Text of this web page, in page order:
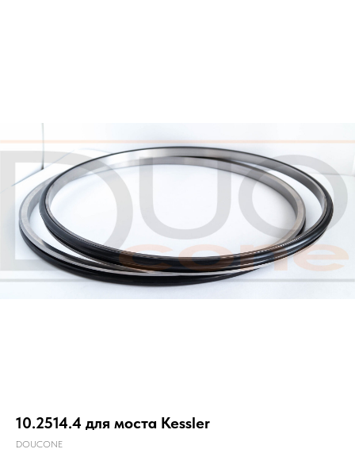
10.2514.4 для моста Kessler
DOUCONE